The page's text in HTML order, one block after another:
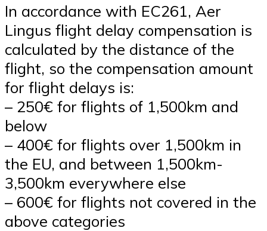
In accordance with EC261, Aer
Lingus flight delay compensation is
calculated by the distance of the
flight, so the compensation amount
for flight delays is:
– 250€ for flights of 1,500km and
below
– 400€ for flights over 1,500km in
the EU, and between 1,500km-
3,500km everywhere else
– 600€ for flights not covered in the
above categories